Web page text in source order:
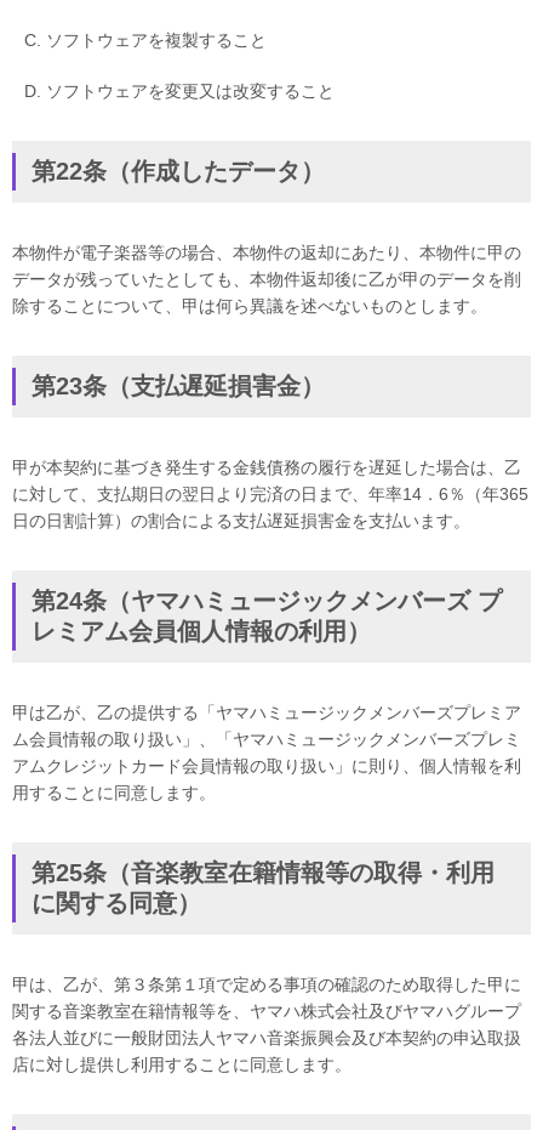
ソフトウェアを複製すること
ソフトウェアを変更又は改変すること
第22条（作成したデータ）
本物件が電子楽器等の場合、本物件の返却にあたり、本物件に甲の
データが残っていたとしても、本物件返却後に乙が甲のデータを削
除することについて、甲は何ら異議を述べないものとします。
第23条（支払遅延損害金）
甲が本契約に基づき発生する金銭債務の履行を遅延した場合は、乙
に対して、支払期日の翌日より完済の日まで、年率14．6％（年365
日の日割計算）の割合による支払遅延損害金を支払います。
第24条（ヤマハミュージックメンバーズ プ
レミアム会員個人情報の利用）
甲は乙が、乙の提供する「ヤマハミュージックメンバーズプレミア
ム会員情報の取り扱い」、「ヤマハミュージックメンバーズプレミ
アムクレジットカード会員情報の取り扱い」に則り、個人情報を利
用することに同意します。
第25条（音楽教室在籍情報等の取得・利用
に関する同意）
甲は、乙が、第３条第１項で定める事項の確認のため取得した甲に
関する音楽教室在籍情報等を、ヤマハ株式会社及びヤマハグループ
各法人並びに一般財団法人ヤマハ音楽振興会及び本契約の申込取扱
店に対し提供し利用することに同意します。